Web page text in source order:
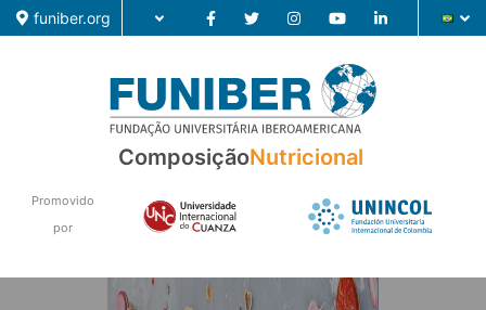
funiber.org
Pesquisa
ComposiçãoNutricional
Promovido
por